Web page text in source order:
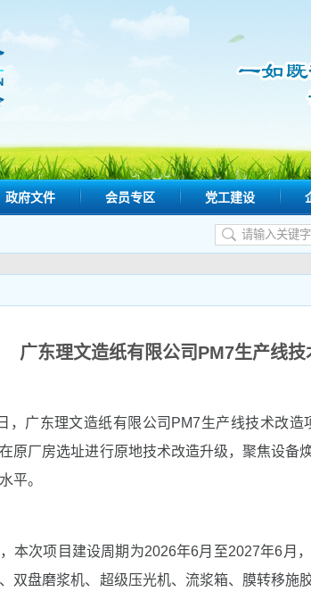
政府文件 会员专区 党工建设
广东理文造纸有限公司PM7生产线
，广东理文造纸有限公司PM7生产线技术改造
原厂房选址进行原地技术改造升级，聚焦设备
平。
本次项目建设周期为2026年6月至2027年6月
双盘磨浆机、超级压光机、流浆箱、膜转移施